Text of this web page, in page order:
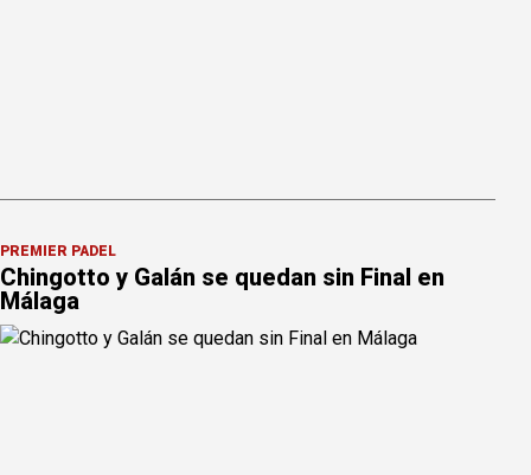
PREMIER PÁDEL
Chingotto y Galán se quedan sin Final en
Málaga